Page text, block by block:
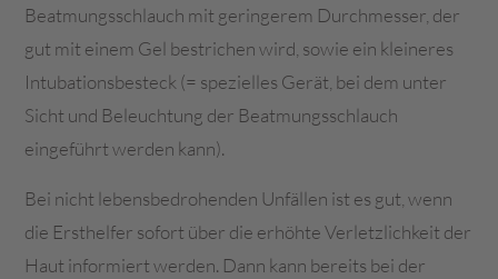
Beatmungsschlauch mit geringerem Durchmesser, der
gut mit einem Gel bestrichen wird, sowie ein kleineres
Intubationsbesteck (= spezielles Gerät, bei dem unter
Sicht und Beleuchtung der Beatmungsschlauch
eingeführt werden kann).
Bei nicht lebensbedrohenden Unfällen ist es gut, wenn
die Ersthelfer sofort über die erhöhte Verletzlichkeit der
Haut informiert werden. Dann kann bereits bei der